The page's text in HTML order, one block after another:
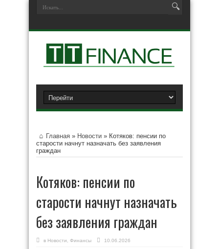
Главная » Новости » Котяков: пенсии по
старости начнут назначать без заявления
граждан
Котяков: пенсии по
старости начнут назначать
без заявления граждан
в Новости Финансы 10.06.2026